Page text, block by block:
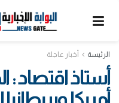
الرئيسة أخبار عاجلة
أستاذ اقتصاد :